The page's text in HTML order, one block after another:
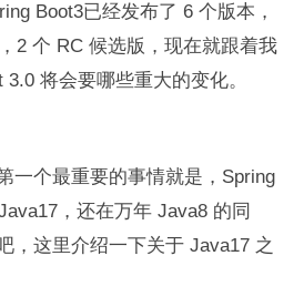
Boot3已经发布了 6 个版本，
2 个 RC 候选版，现在就跟着我
将会要哪些重大的变化。
一个最重要的事情就是，Spring
，还在万年 Java8 的同
，这里介绍一下关于 Java17 之